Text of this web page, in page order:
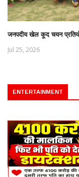
जनपदीय खेल कूद चयन
Jul 25, 2026
ENTERTAINMENT